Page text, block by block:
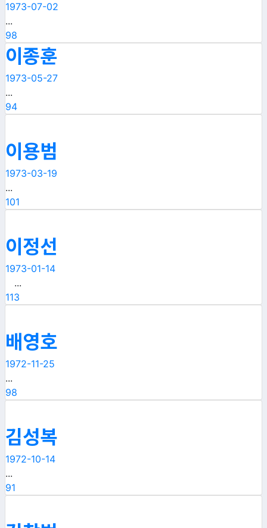
1973-07-02
...
98
이종훈
1973-05-27
...
94
이용범
1973-03-19
...
101
이정선
1973-01-14
...
113
배영호
1972-11-25
...
98
김성복
1972-10-14
...
91